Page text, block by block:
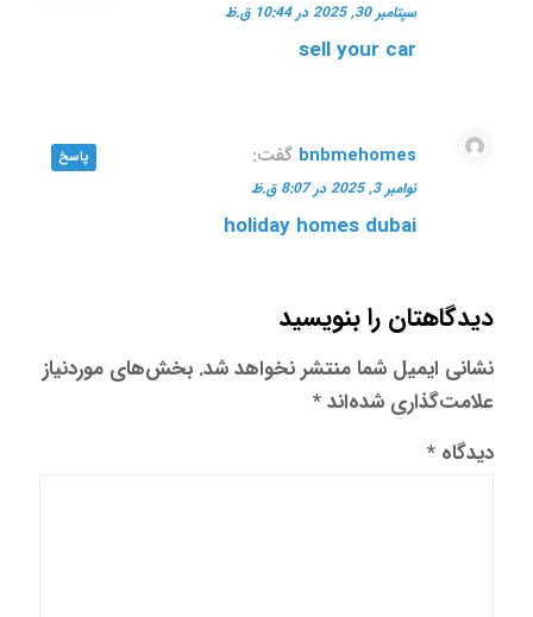
سپتامبر 30, 2025 در 10:44 ق.ظ
sell your car
bnbmehomes گفت:
نوامبر 3, 2025 در 8:07 ق.ظ
holiday homes dubai
پاسخ
دیدگاهتان را بنویسید
نشانی ایمیل شما منتشر نخواهد شد. بخش‌های موردنیاز
علامت‌گذاری شده‌اند*
دیدگاه *